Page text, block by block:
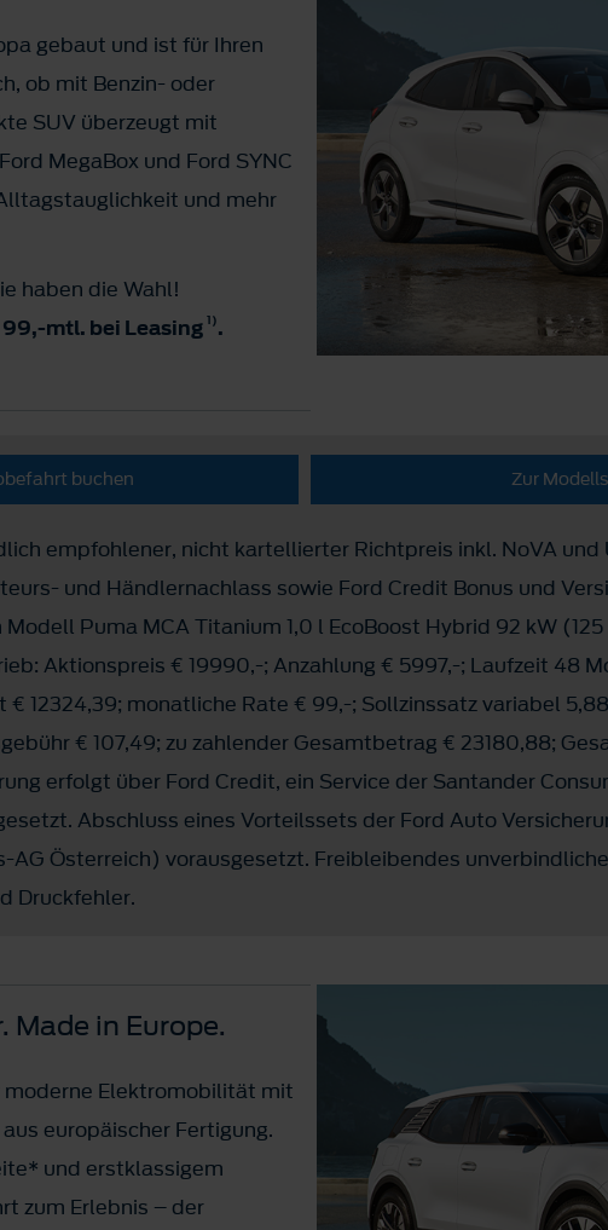
gebaut und ist für Ihren
ob mit Benzin- oder
SUV überzeugt mit
MegaBox und Ford SYNC
und mehr
haben die Wahl!
mtl. bei Leasing 1).
buchen Zur
empfohlener, nicht kartellierter Richtpreis inkl. NoVA und
und Händlernachlass sowie Ford Credit Bonus und
Puma MCA Titanium 1,0 l EcoBoost Hybrid 92 kW
Aktionspreis € 19990,-; Anzahlung € 5997,-; Laufzeit 48
12324,39; monatliche Rate € 99,-; Sollzinssatz variabel
€ 107,49; zu zahlender Gesamtbetrag € 23180,88;
erfolgt über Ford Credit, ein Service der Santander
Abschluss eines Vorteilssets der Ford Auto
AG Österreich) vorausgesetzt. Freibleibendes
Druckfehler.
Made in Europe.
moderne Elektromobilität mit
europäischer Fertigung.
und erstklassigem
zum Erlebnis – der